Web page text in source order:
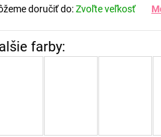
doručiť do:Zvoľte veľkosť